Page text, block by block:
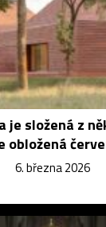
je složená z
obložená
6. března 2026